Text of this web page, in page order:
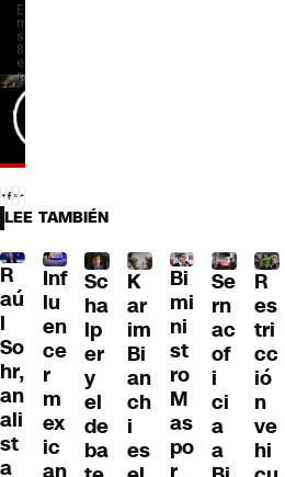
LEE TAMBIÉN
R
aú
l
So
hr,
an
ali
st
a
Inf
lu
en
ce
r
m
ex
ic
Sc
ha
lp
er
y
el
de
ba
K
ar
im
Bi
an
ch
i
es
Bi
mi
ni
st
ro
M
as
po
Se
rn
ac
of
i
ci
a
a
R
es
tri
cc
ió
n
ve
hi